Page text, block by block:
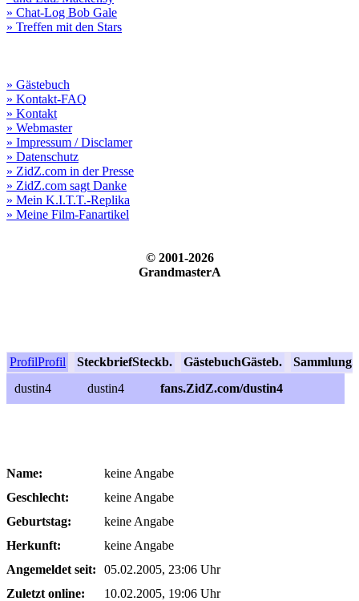
» Chat-Log Bob Gale
» Treffen mit den Stars
» Gästebuch
» Kontakt-FAQ
» Kontakt
» Webmaster
» Impressum / Disclamer
» Datenschutz
» ZidZ.com in der Presse
» ZidZ.com sagt Danke
» Mein K.I.T.T.-Replika
» Meine Film-Fanartikel
© 2001-2026
GrandmasterA
ProfilProfil SteckbriefSteckb. GästebuchGästeb. Sammlung
dustin4
dustin4 fans.ZidZ.com/dustin4
Name:
keine Angabe
Geschlecht:
keine Angabe
Geburtstag:
keine Angabe
Herkunft:
keine Angabe
Angemeldet seit:
05.02.2005, 23:06 Uhr
Zuletzt online:
10.02.2005, 19:06 Uhr